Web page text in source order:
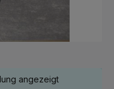
angezeigt